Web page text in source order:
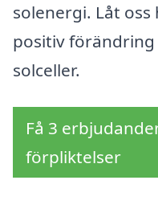
solenergi. Låt
positiv
solceller.
Få 3
förpliktelser